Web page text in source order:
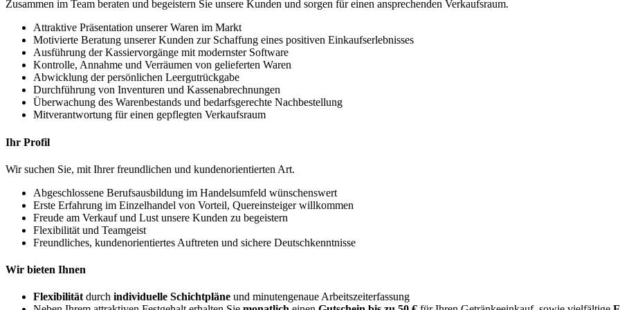
Zusammen im Team beraten und begeistern Sie unsere Kunden und sorgen für einen ansprechenden Verkaufsraum.
Attraktive Präsentation unserer Waren im Markt
Motivierte Beratung unserer Kunden zur Schaffung eines positiven Einkaufserlebnisses
Ausführung der Kassiervorgänge mit modernster Software
Kontrolle, Annahme und Verräumen von gelieferten Waren
Abwicklung der persönlichen Leergutrückgabe
Durchführung von Inventuren und Kassenabrechnungen
Überwachung des Warenbestands und bedarfsgerechte Nachbestellung
Mitverantwortung für einen gepflegten Verkaufsraum
Ihr Profil
Wir suchen Sie, mit Ihrer freundlichen und kundenorientierten Art.
Abgeschlossene Berufsausbildung im Handelsumfeld wünschenswert
Erste Erfahrung im Einzelhandel von Vorteil, Quereinsteiger willkommen
Freude am Verkauf und Lust unsere Kunden zu begeistern
Flexibilität und Teamgeist
Freundliches, kundenorientiertes Auftreten und sichere Deutschkenntnisse
Wir bieten Ihnen
Flexibilitätdurch individuelle Schichtpläne und minutengenaue Arbeitszeiterfassung